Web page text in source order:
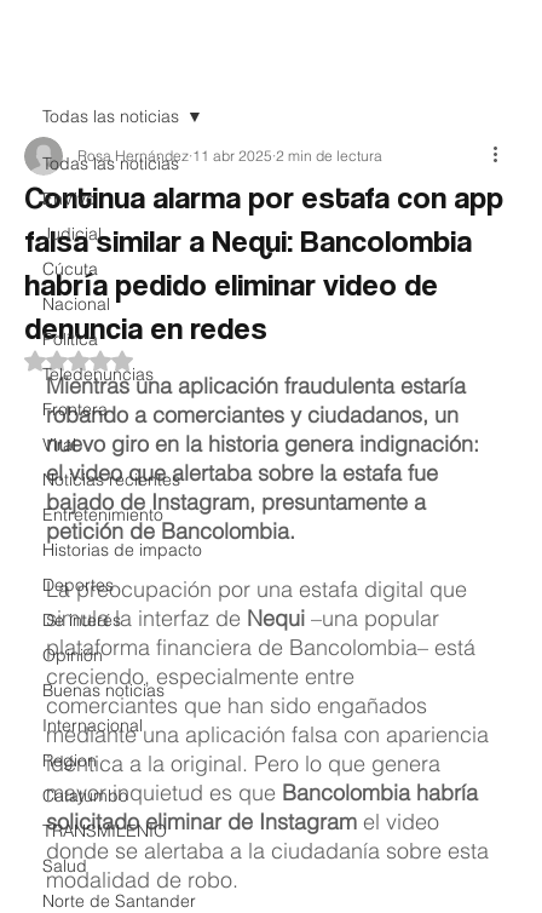
Todas las noticias
EnVivo
Judicial
Cúcuta
Nacional
Política
Teledenuncias
Frontera
Viral
Noticias recientes
Entretenimiento
Historias de impacto
Deportes
De interés
Opinión
Buenas noticias
Internacional
Region
Catatumbo
TRANSMILENIO
Salud
Norte de Santander
Todas las noticias
Continua alarma por estafa con app
falsa similar a Nequi: Bancolombia
habría pedido eliminar video de
denuncia en redes
Rosa Hernández 11 abr 2025 2 min de lectura
Obtuvo NaN de 5 estrellas.
Mientras una aplicación fraudulenta estaría
robando a comerciantes y ciudadanos, un
nuevo giro en la historia genera indignación:
el video que alertaba sobre la estafa fue
bajado de Instagram, presuntamente a
petición de Bancolombia.
La preocupación por una estafa digital que
simula la interfaz de Nequi –una popular
plataforma financiera de Bancolombia– está
creciendo, especialmente entre
comerciantes que han sido engañados
mediante una aplicación falsa con apariencia
idéntica a la original. Pero lo que genera
mayor inquietud es que Bancolombia habría
solicitado eliminar de Instagram el video
donde se alertaba a la ciudadanía sobre esta
modalidad de robo.